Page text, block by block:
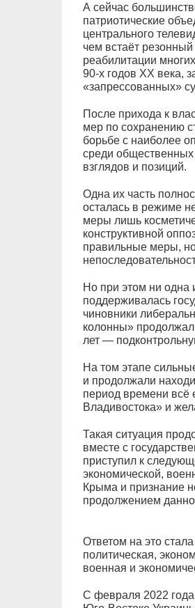
А сейчас
патриотические
центрального
чем встаёт
реабилитации
90-х годов ХХ века,
«запрессованных»
После прихода к
мер по сохранению
борьбе с наиболее
среди общественных
взглядов и позиций.
Одна их часть
осталась в режиме
меры лишь
конструктивной
правильные меры,
Но при этом ни одна
поддерживалась
чиновники
колонны»
лет —
На том этапе
и продолжали
период времени
Владивостока» и
Такая ситуация
вместе с
приступил к
экономической,
Крыма и признание
продолжением
Ответом на это
политическая,
военная и
С февраля 2022